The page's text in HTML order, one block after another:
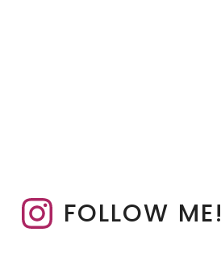
FOLLOW ME!